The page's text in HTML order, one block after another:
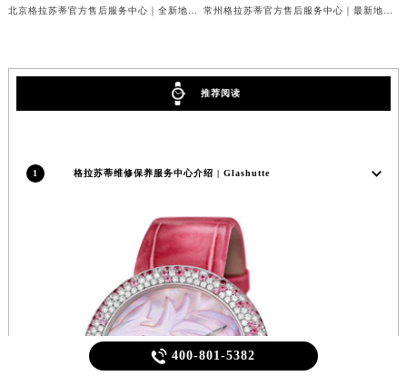
推荐阅读
1 格拉苏蒂维修保养服务中心介绍 | Glashutte
 400-801-5382